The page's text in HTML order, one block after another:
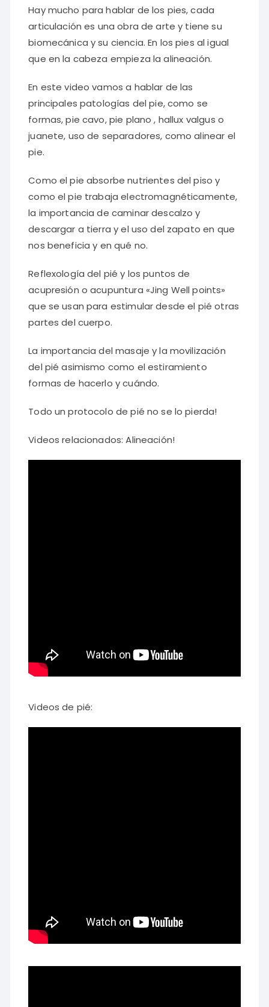
Hay mucho para hablar de los pies, cada
articulación es una obra de arte y tiene su
biomecánica y su ciencia. En los pies al igual
que en la cabeza empieza la alineación.
En este video vamos a hablar de las
principales patologías del pie, como se
formas, pie cavo, pie plano , hallux valgus o
juanete, uso de separadores, como alinear el
pie.
Como el pie absorbe nutrientes del piso y
como el pie trabaja electromagnéticamente,
la importancia de caminar descalzo y
descargar a tierra y el uso del zapato en que
nos beneficia y en qué no.
Reflexología del pié y los puntos de
acupresión o acupuntura «Jing Well points»
que se usan para estimular desde el pié otras
partes del cuerpo.
La importancia del masaje y la movilización
del pié asimismo como el estiramiento
formas de hacerlo y cuándo.
Todo un protocolo de pié no se lo pierda!
Videos relacionados: Alineación!
Videos de pié: